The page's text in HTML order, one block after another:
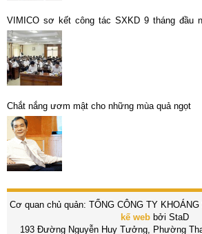
VIMICO sơ kết công tác SXKD 9 tháng đầu
SXKD Quý 4 năm 2015.
Chắt nắng ươm mật cho những mùa quả ngọt
Cơ quan chủ quản: TỔNG CÔNG TY KHOÁNG
kế webbởi StaD
193 Đường Nguyễn Huy Tưởng, Phường